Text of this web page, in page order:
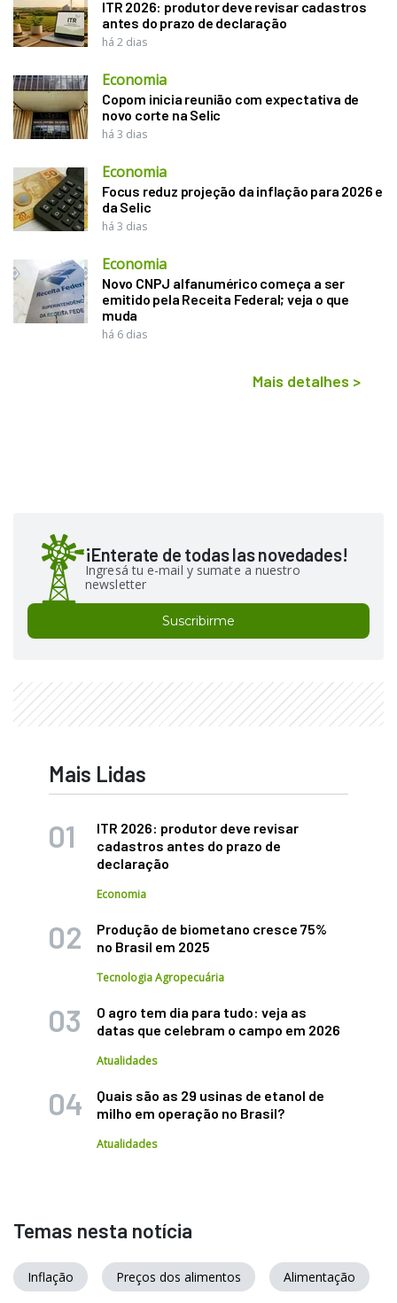
ITR 2026: produtor deve revisar cadastros
antes do prazo de declaração
há 2 dias
Economia
Copom inicia reunião com expectativa de
novo corte na Selic
há 3 dias
Economia
Focus reduz projeção da inflação para 2026 e
da Selic
há 3 dias
Economia
Novo CNPJ alfanumérico começa a ser
emitido pela Receita Federal; veja o que
muda
há 6 dias
Mais detalhes >
¡Enterate de todas las novedades!
Ingresá tu e-mail y sumate a nuestro
newsletter
Suscribirme
Mais Lidas
ITR 2026: produtor deve revisar
cadastros antes do prazo de
declaração
Economia
Produção de biometano cresce 75%
no Brasil em 2025
Tecnologia Agropecuária
O agro tem dia para tudo: veja as
datas que celebram o campo em 2026
Atualidades
Quais são as 29 usinas de etanol de
milho em operação no Brasil?
Atualidades
Temas nesta notícia
Inflação Preços dos alimentos Alimentação